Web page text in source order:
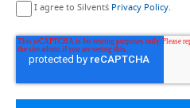
I agree to Silvent´s Privacy Policy.